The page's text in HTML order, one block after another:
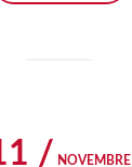
/ NOVEMBRE